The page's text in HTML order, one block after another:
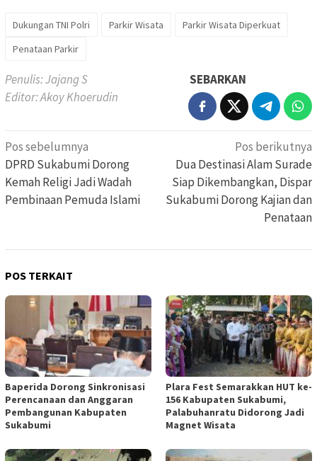
Dukungan TNI Polri Parkir Wisata
Parkir Wisata Diperkuat
Penataan Parkir
Penulis: Jajang S
Editor: Akoy Khoerudin
SEBARKAN
Navigasi
pos
Pos sebelumnya
DPRD Sukabumi Dorong
Kemah Religi Jadi Wadah
Pembinaan Pemuda Islami
Pos berikutnya
Dua Destinasi Alam Surade
Siap Dikembangkan, Dispar
Sukabumi Dorong Kajian dan
Penataan
POS TERKAIT
Baperida Dorong Sinkronisasi
Perencanaan dan Anggaran
Pembangunan Kabupaten
Sukabumi
Plara Fest Semarakkan HUT ke-
156 Kabupaten Sukabumi,
Palabuhanratu Didorong Jadi
Magnet Wisata